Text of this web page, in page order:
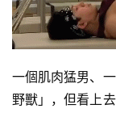
一個肌肉猛男、
野獸」，但看上